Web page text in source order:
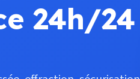
24h/24